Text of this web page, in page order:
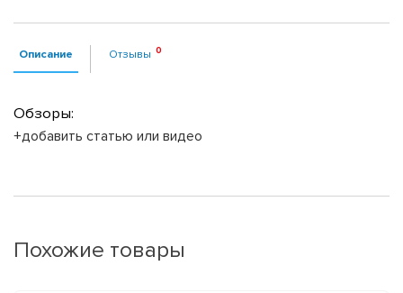
Описание Отзывы
Обзоры:
+добавить статью или видео
Похожие товары